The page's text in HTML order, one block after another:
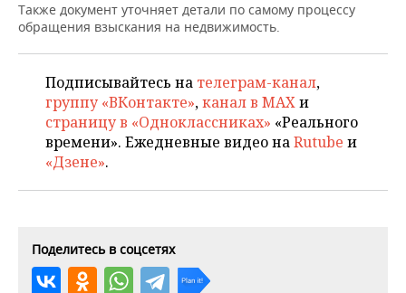
ФИГУРНОЕ КАТАНИЕ
ХОККЕЙ С МЯЧОМ
МЕДИЦИНА
ПРОИСШЕСТВИЯ
Также документ уточняет детали по самому процессу
обращения взыскания на недвижимость.
Подписывайтесь на телеграм-канал,
группу «ВКонтакте»,канал в MAXи
страницу в «Одноклассниках» «Реального
времени». Ежедневные видео наRutube и
«Дзене».
Поделитесь в соцсетях